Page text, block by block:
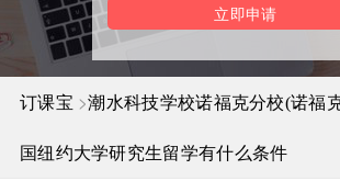
立即申请
订课宝 >潮水科技学校诺福克分校(诺福
国纽约大学研究生留学有什么条件